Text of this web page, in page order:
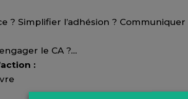
? Simplifier l’adhésion ? Communiquer
le CA ?…
: